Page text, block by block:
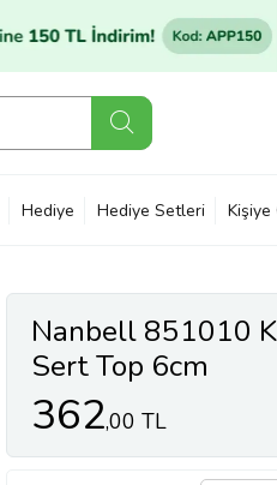
Hediye Hediye Setleri Kişiye
Nanbell 851010
Sert Top 6cm
362,00 TL